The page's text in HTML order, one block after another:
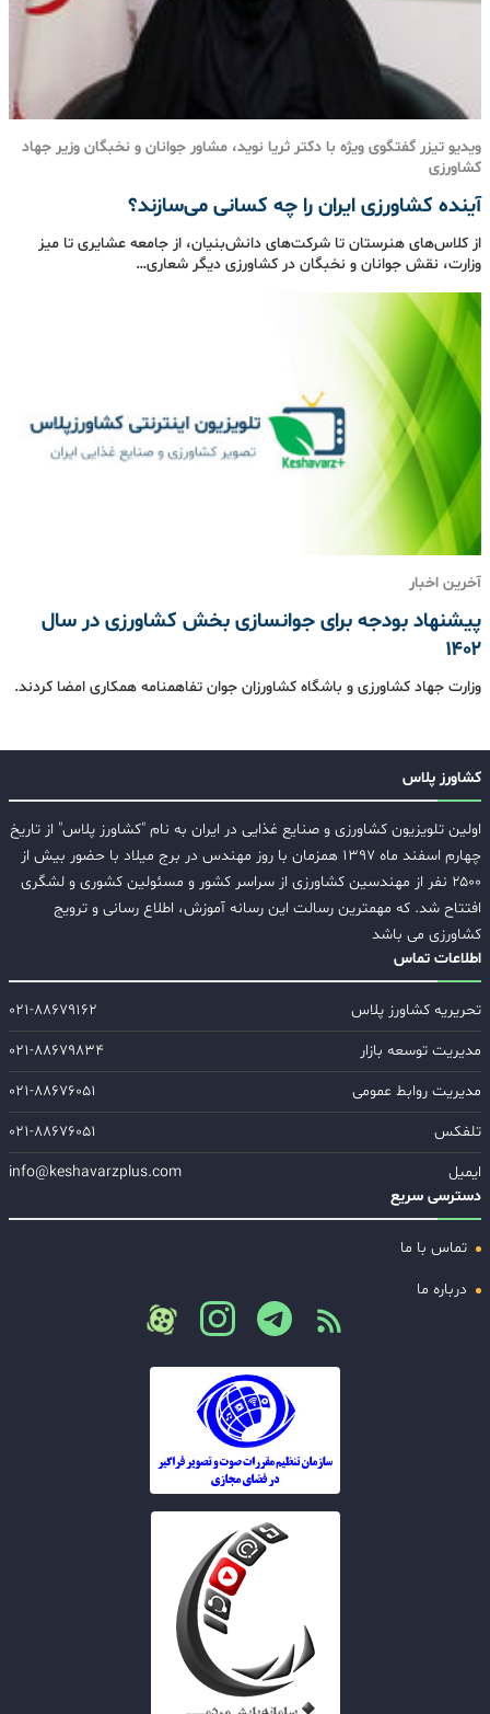
ویدیو تیزر گفتگوی ویژه با دکتر ثریا نوید، مشاور جوانان و نخبگان وزیر جهاد
کشاورزی
آینده کشاورزی ایران را چه کسانی می‌سازند؟
از کلاس‌های هنرستان تا شرکت‌های دانش‌بنیان، از جامعه عشایری تا میز
وزارت، نقش جوانان و نخبگان در کشاورزی دیگر شعاری…
آخرین اخبار
پیشنهاد بودجه برای جوانسازی بخش کشاورزی در سال
۱۴۰۲
وزارت جهاد کشاورزی و باشگاه کشاورزان جوان تفاهمنامه همکاری امضا کردند.
کشاورز پلاس
اولین تلویزیون کشاورزی و صنایع غذایی در ایران به نام "کشاورز پلاس" از تاریخ
چهارم اسفند ماه ۱۳۹۷ همزمان با روز مهندس در برج میلاد با حضور بیش از
۲۵۰۰ نفر از مهندسین کشاورزی از سراسر کشور و مسئولین کشوری و لشگری
افتتاح شد. که مهمترین رسالت این رسانه آموزش، اطلاع رسانی و ترویج
کشاورزی می باشد
اطلاعات تماس
تحریریه کشاورز پلاس
۰۲۱-۸۸۶۷۹۱۶۲
مدیریت توسعه بازار
۰۲۱-۸۸۶۷۹۸۳۴
مدیریت روابط عمومی
۰۲۱-۸۸۶۷۶۰۵۱
تلفکس
۰۲۱-۸۸۶۷۶۰۵۱
ایمیل
info@keshavarzplus.com
دسترسی سریع
تماس با ما
درباره ما